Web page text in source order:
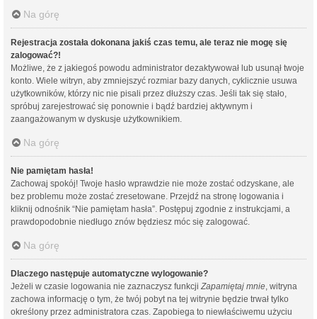
Na górę
Rejestracja została dokonana jakiś czas temu, ale teraz nie mogę się
zalogować?!
Możliwe, że z jakiegoś powodu administrator dezaktywował lub usunął twoje
konto. Wiele witryn, aby zmniejszyć rozmiar bazy danych, cyklicznie usuwa
użytkowników, którzy nic nie pisali przez dłuższy czas. Jeśli tak się stało,
spróbuj zarejestrować się ponownie i bądź bardziej aktywnym i
zaangażowanym w dyskusje użytkownikiem.
Na górę
Nie pamiętam hasła!
Zachowaj spokój! Twoje hasło wprawdzie nie może zostać odzyskane, ale
bez problemu może zostać zresetowane. Przejdź na stronę logowania i
kliknij odnośnik “Nie pamiętam hasła”. Postępuj zgodnie z instrukcjami, a
prawdopodobnie niedługo znów będziesz móc się zalogować.
Na górę
Dlaczego następuje automatyczne wylogowanie?
Jeżeli w czasie logowania nie zaznaczysz funkcji Zapamiętaj mnie, witryna
zachowa informację o tym, że twój pobyt na tej witrynie będzie trwał tylko
określony przez administratora czas. Zapobiega to niewłaściwemu użyciu